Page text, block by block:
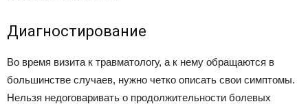
Диагностирование
Во время визита к травматологу, а к нему обращаются в
большинстве случаев, нужно четко описать свои симптомы.
Нельзя недоговаривать о продолжительности болевых